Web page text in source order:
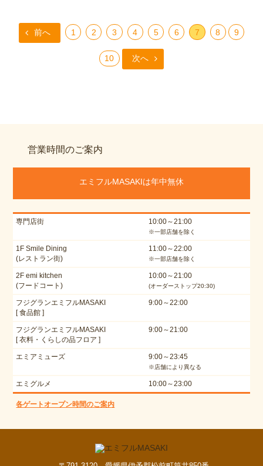
前へ 1 2 3 4 5 6 7 8 9
10 次へ
営業時間のご案内
エミフルMASAKIは年中無休
専門店街 10:00～21:00
※一部店舗を除く
1F Smile Dining
(レストラン街)
11:00～22:00
※一部店舗を除く
2F emi kitchen
(フードコート)
10:00～21:00
(オーダーストップ20:30)
フジグランエミフルMASAKI
[ 食品館 ]
9:00～22:00
フジグランエミフルMASAKI
[ 衣料・くらしの品フロア ]
9:00～21:00
エミアミューズ 9:00～23:45
※店舗により異なる
エミグルメ 10:00～23:00
各ゲートオープン時間のご案内